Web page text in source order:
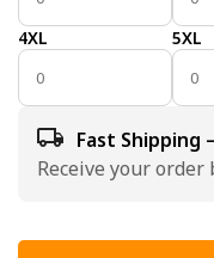
4XL 5XL
Fast Shipping
Receive your